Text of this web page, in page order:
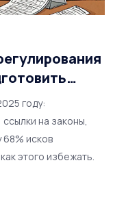
году:
на законы,
исков
этого избежать.